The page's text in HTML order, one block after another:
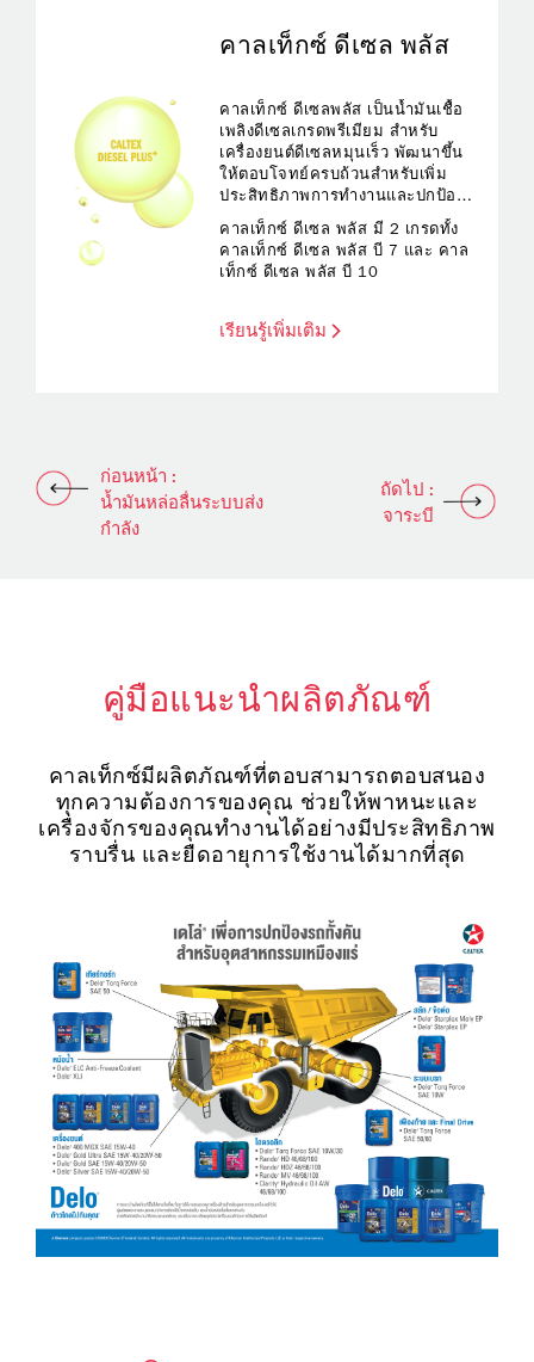
คาลเท็กซ์ ดีเซล พลัส
คาลเท็กซ์ ดีเซลพลัส เป็นน้ำมันเชื้อ
เพลิงดีเซลเกรดพรีเมียม สำหรับ
เครื่องยนต์ดีเซลหมุนเร็ว พัฒนาขึ้น
ให้ตอบโจทย์ครบถ้วนสำหรับเพิ่ม
ประสิทธิภาพการทำงานและปกป้อง
เครื่องยนต์ดีเซล พร้อมคุณสมบัติ
เฉพาะตัว ที่เหมาะสมกับการใช้งาน
ในฟลีทรถขนส่งขนาดกลางและ
ขนาดใหญ่
คาลเท็กซ์ ดีเซล พลัส มี 2 เกรดทั้ง
คาลเท็กซ์ ดีเซล พลัส บี 7 และ คาล
เท็กซ์ ดีเซล พลัส บี 10
เรียนรู้เพิ่มเติม
ก่อนหน้า :
น้ำมันหล่อลื่นระบบส่ง
กำลัง
ถัดไป :
จาระบี
คู่มือแนะนำผลิตภัณฑ์
คาลเท็กซ์มีผลิตภัณฑ์ที่ตอบสามารถตอบสนอง
ทุกความต้องการของคุณ ช่วยให้พาหนะและ
เครื่องจักรของคุณทำงานได้อย่างมีประสิทธิภาพ
ราบรื่น และยืดอายุการใช้งานได้มากที่สุด